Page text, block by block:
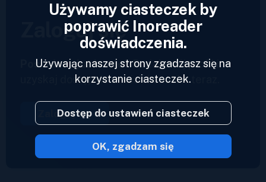
Zaloguj się
Posiadasz już konto?Podaj swój profil i
uzyskaj dostęp do swoich kanałów teraz.
Zaloguj się
2023 © Inoreader
Używamy ciasteczek by
poprawić Inoreader
doświadczenia.
Używając naszej strony zgadzasz się na
korzystanie ciasteczek.
Dostęp do ustawień ciasteczek
OK, zgadzam się